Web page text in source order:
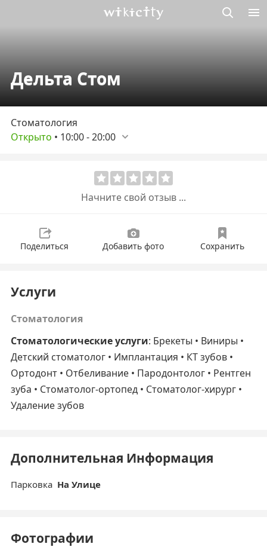
Дельта Стом
Стоматология
Открыто • 10:00-20:00
Начните свой отзыв ...
Поделиться Добавить фото Сохранить
Услуги
Стоматология
Стоматологические услуги: Брекеты • Виниры •
Детский стоматолог • Имплантация • КТ зубов •
Ортодонт • Отбеливание • Пародонтолог • Рентген
зуба • Стоматолог-ортопед • Стоматолог-хирург •
Удаление зубов
Дополнительная Информация
Парковка На Улице
Фотографии